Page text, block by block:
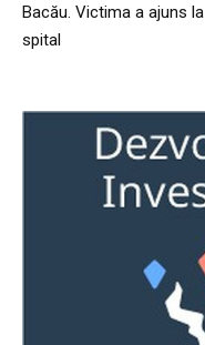
Bacău. Victima a ajuns la
spital